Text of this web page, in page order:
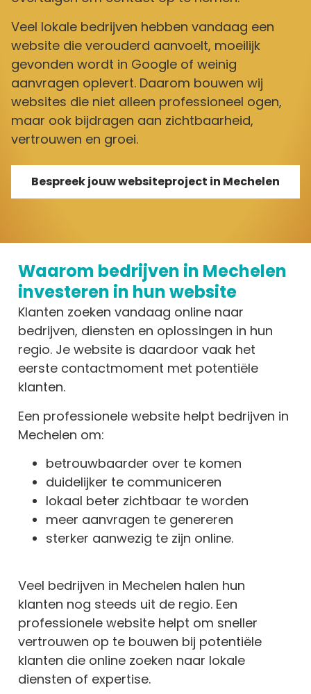
Veel lokale bedrijven hebben vandaag een
website die verouderd aanvoelt, moeilijk
gevonden wordt in Google of weinig
aanvragen oplevert. Daarom bouwen wij
websites die niet alleen professioneel ogen,
maar ook bijdragen aan zichtbaarheid,
vertrouwen en groei.
Bespreek jouw websiteproject in Mechelen
Waarom bedrijven in Mechelen
investeren in hun website
Klanten zoeken vandaag online naar
bedrijven, diensten en oplossingen in hun
regio. Je website is daardoor vaak het
eerste contactmoment met potentiële
klanten.
Een professionele website helpt bedrijven in
Mechelen om:
betrouwbaarder over te komen
duidelijker te communiceren
lokaal beter zichtbaar te worden
meer aanvragen te genereren
sterker aanwezig te zijn online.
Veel bedrijven in Mechelen halen hun
klanten nog steeds uit de regio. Een
professionele website helpt om sneller
vertrouwen op te bouwen bij potentiële
klanten die online zoeken naar lokale
diensten of expertise.